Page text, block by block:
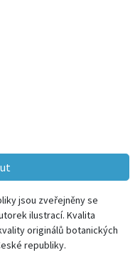
jsou zveřejněny se
ilustrací. Kvalita
originálů botanických
republiky.